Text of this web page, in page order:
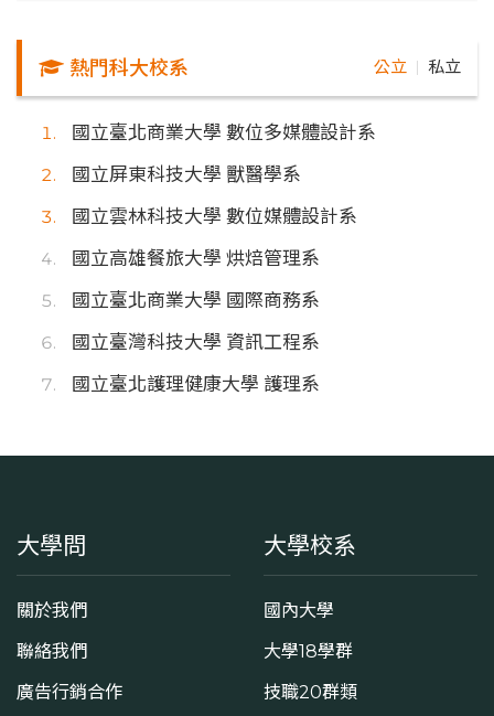
熱門科大校系 公立 私立
國立臺北商業大學 數位多媒體設計系
國立屏東科技大學 獸醫學系
國立雲林科技大學 數位媒體設計系
國立高雄餐旅大學 烘焙管理系
國立臺北商業大學 國際商務系
國立臺灣科技大學 資訊工程系
國立臺北護理健康大學 護理系
大學問
關於我們
聯絡我們
廣告行銷合作
大學校系
國內大學
大學18學群
技職20群類